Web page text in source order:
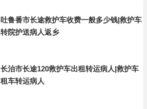
吐鲁番市长途救护车收费一般多少钱|救护车
转院护送病人返乡
长治市长途120救护车出租转运病人|救护车
租车转运病人